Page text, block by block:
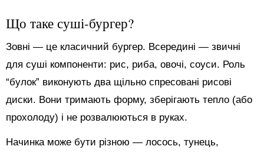
Що таке суші-бургер?
Зовні — це класичний бургер. Всередині — звичні
для суші компоненти: рис, риба, овочі, соуси. Роль
“булок” виконують два щільно спресовані рисові
диски. Вони тримають форму, зберігають тепло (або
прохолоду) і не розвалюються в руках.
Начинка може бути різною — лосось, тунець,